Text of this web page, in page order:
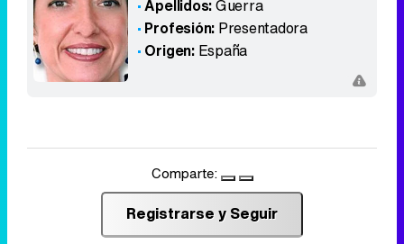
Apellidos:Guerra
Profesión: Presentadora
Origen: España
Comparte:
Registrarse y Seguir